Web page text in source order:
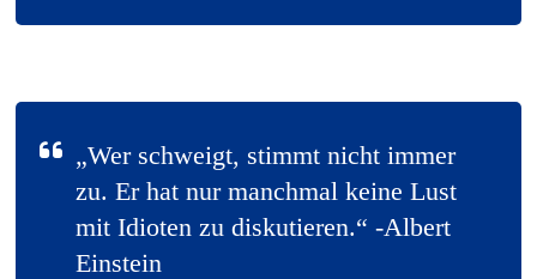
„Wer schweigt, stimmt nicht immer
zu. Er hat nur manchmal keine Lust
mit Idioten zu diskutieren.“ -Albert
Einstein